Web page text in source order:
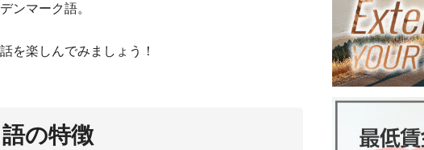
デンマークでのフォルケホイスコ
費用や英語環境も
ンマーク語。
を楽しんでみましょう！
の特徴